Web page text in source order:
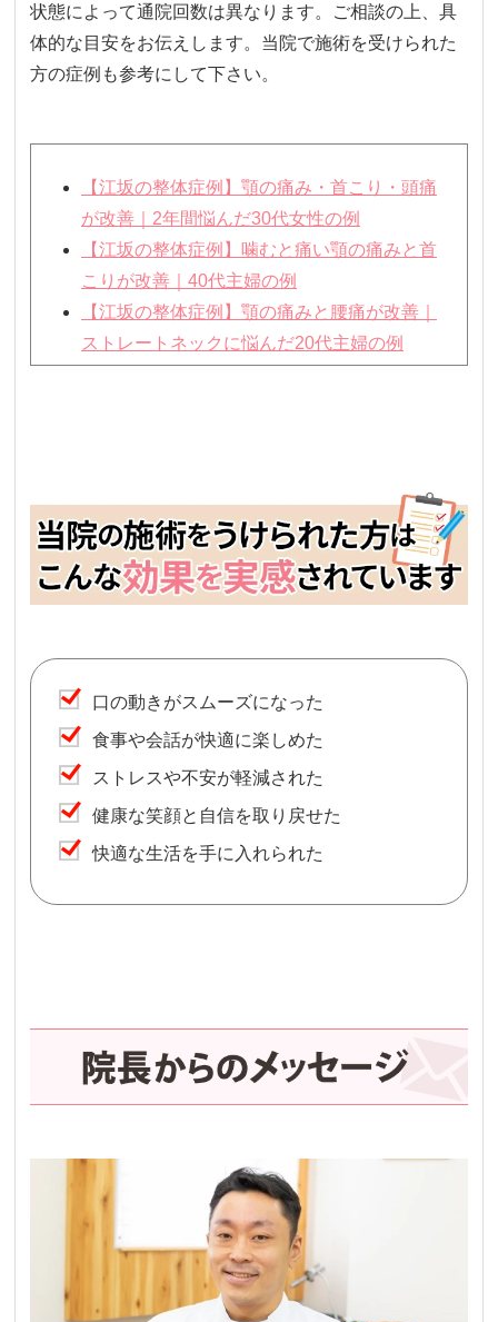
状態によって通院回数は異なります。ご相談の上、具
体的な目安をお伝えします。当院で施術を受けられた
方の症例も参考にして下さい。
【江坂の整体症例】顎の痛み・首こり・頭痛
が改善｜2年間悩んだ30代女性の例
【江坂の整体症例】噛むと痛い顎の痛みと首
こりが改善｜40代主婦の例
【江坂の整体症例】顎の痛みと腰痛が改善｜
ストレートネックに悩んだ20代主婦の例
口の動きがスムーズになった
食事や会話が快適に楽しめた
ストレスや不安が軽減された
健康な笑顔と自信を取り戻せた
快適な生活を手に入れられた